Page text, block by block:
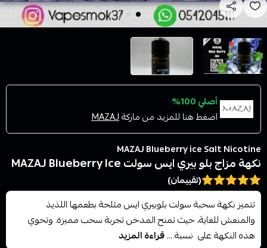
أصلي 100%
اضغط هنا للمزيد من ماركةMAZAJ
MAZAJ Blueberry ice Salt Nicotine
نكهة مزاج بلو بيري ايس سولت MAZAJ Blueberry Ice
(تقييمان)
تتميز نكهة سحبة سولت بلوبيري ايس مثلجة بطعمها اللذيذ
والمنعش للغاية، حيث تمنح المدخن تجربة سحب مميزة. وتحوي
هذه النكهة على نسبة ...قراءة المزيد